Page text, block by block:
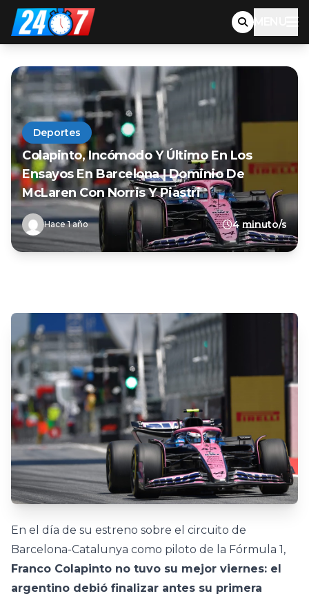
MENU
Deportes
Colapinto, Incómodo Y Último En Los
Ensayos En Barcelona | Dominio De
McLaren Con Norris Y Piastri
Hace 1 año 4 minuto/s
En el día de su estreno sobre el circuito de
Barcelona-Catalunya como piloto de la Fórmula 1,
Franco Colapinto no tuvo su mejor viernes: el
argentino debió finalizar antes su primera